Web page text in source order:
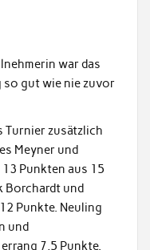
war das
so gut wie nie zuvor
Turnier zusätzlich
Meyner und
Punkten aus 15
Borchardt und
Punkte. Neuling
und
7,5 Punkte.